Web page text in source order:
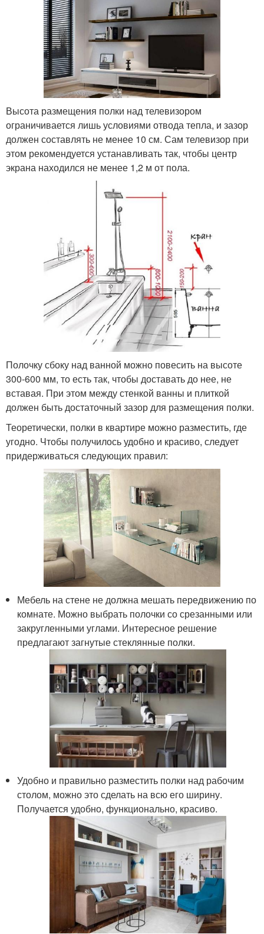
Высота размещения полки над телевизором
ограничивается лишь условиями отвода тепла, и зазор
должен составлять не менее 10 см. Сам телевизор при
этом рекомендуется устанавливать так, чтобы центр
экрана находился не менее 1,2 м от пола.
Полочку сбоку над ванной можно повесить на высоте
300-600 мм, то есть так, чтобы доставать до нее, не
вставая. При этом между стенкой ванны и плиткой
должен быть достаточный зазор для размещения полки.
Теоретически, полки в квартире можно разместить, где
угодно. Чтобы получилось удобно и красиво, следует
придерживаться следующих правил:
Мебель на стене не должна мешать передвижению по
комнате. Можно выбрать полочки со срезанными или
закругленными углами. Интересное решение
предлагают загнутые стеклянные полки.
Удобно и правильно разместить полки над рабочим
столом, можно это сделать на всю его ширину.
Получается удобно, функционально, красиво.